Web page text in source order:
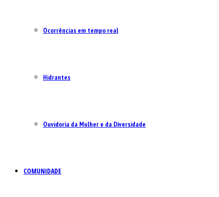
Ocorrências em tempo real
Hidrantes
Ouvidoria da Mulher e da Diversidade
COMUNIDADE